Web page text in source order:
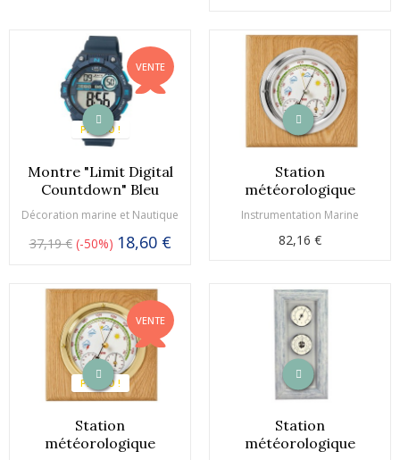
PROMO !
VENTE
Montre "Limit Digital
Countdown" Bleu
Décoration marine et Nautique
37,19 € -50% 18,60 €
Station
météorologique
Instrumentation Marine
82,16 €
PROMO !
VENTE
Station
météorologique
Station
météorologique